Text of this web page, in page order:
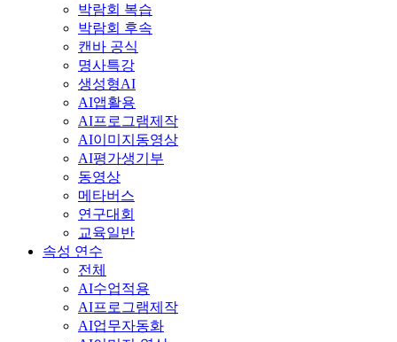
박람회 복습
박람회 후속
캔바 공식
명사특강
생성형AI
AI앱활용
AI프로그램제작
AI이미지동영상
AI평가생기부
동영상
메타버스
연구대회
교육일반
속성 연수
전체
AI수업적용
AI프로그램제작
AI업무자동화